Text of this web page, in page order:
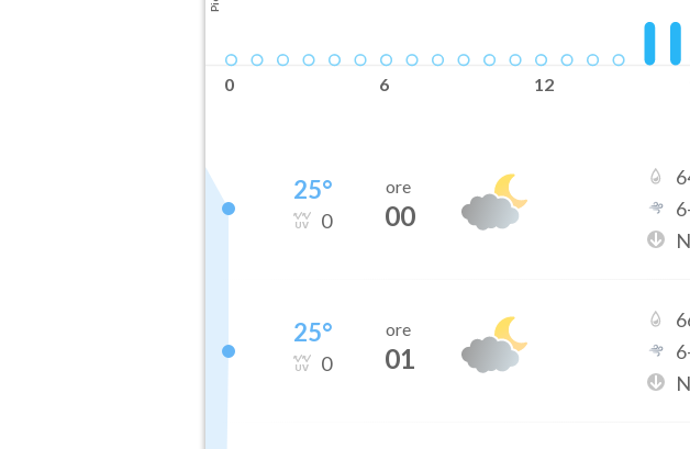
0 6 12
25°
0
ore
00
6
25°
0
ore
01
6